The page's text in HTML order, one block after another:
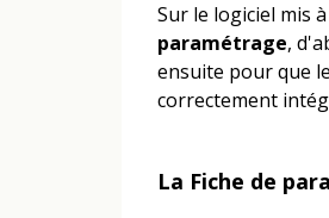
Sur le logiciel mis
paramétrage,
ensuite pour que
correctement
La Fiche de